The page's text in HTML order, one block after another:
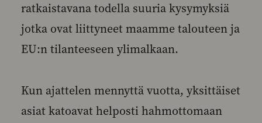
ratkaistavana todella suuria kysymyksiä
jotka ovat liittyneet maamme talouteen ja
EU:n tilanteeseen ylimalkaan.
Kun ajattelen mennyttä vuotta, yksittäiset
asiat katoavat helposti hahmottomaan